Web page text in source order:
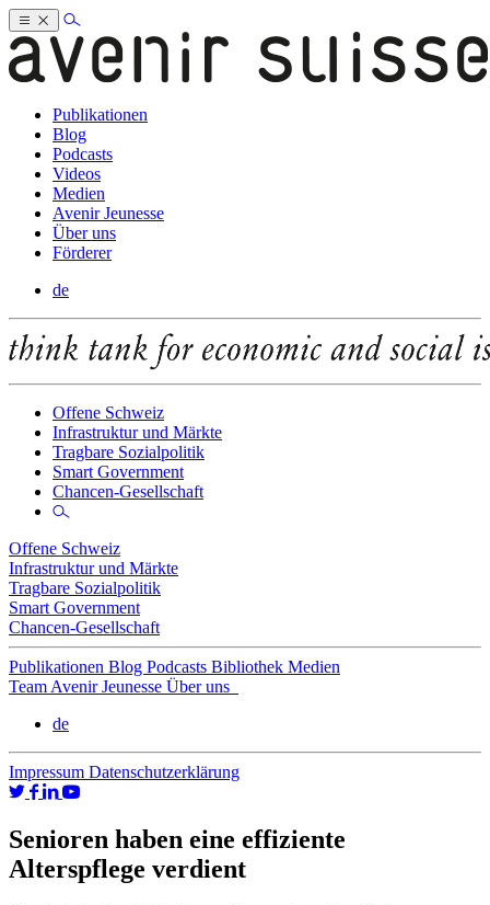
Publikationen
Blog
Podcasts
Videos
Medien
Avenir Jeunesse
Über uns
Förderer
de
Offene Schweiz
Infrastruktur und Märkte
Tragbare Sozialpolitik
Smart Government
Chancen-Gesellschaft
Offene Schweiz
Infrastruktur und Märkte
Tragbare Sozialpolitik
Smart Government
Chancen-Gesellschaft
Publikationen Blog Podcasts Bibliothek Medien
Team Avenir Jeunesse Über uns
de
Impressum Datenschutzerklärung
Senioren haben eine effiziente
Alterspflege verdient